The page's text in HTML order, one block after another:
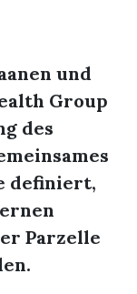
und
Group
des
definiert,
Parzelle